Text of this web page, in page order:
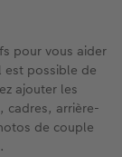
pour vous aider
est possible de
ajouter les
cadres, arrière-
de couple